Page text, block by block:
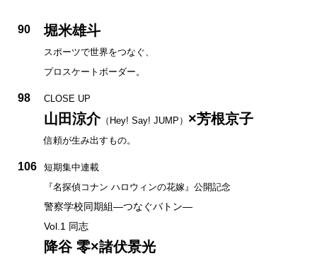
90 堀米雄斗
スポーツで世界をつなぐ、
プロスケートボーダー。
98 CLOSE UP
山田涼介（Hey! Say! JUMP） ×芳根京子
信頼が生み出すもの。
106
短期集中連載
『名探偵コナン ハロウィンの花嫁』公開記念
警察学校同期組—つなぐバトン—
Vol.1 同志
降谷 零×諸伏景光